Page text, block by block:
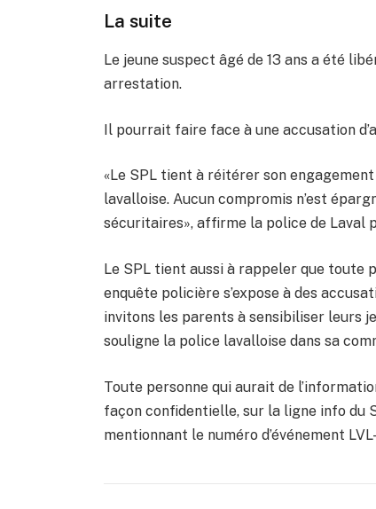
La suite
Le jeune suspect âgé de 13 ans a été
arrestation.
Il pourrait faire face à une accusation
«Le SPL tient à réitérer son
lavalloise. Aucun compromis n’est
sécuritaires», affirme la police de Laval
Le SPL tient aussi à rappeler que toute
enquête policière s’expose à des
invitons les parents à sensibiliser leurs
souligne la police lavalloise dans sa
Toute personne qui aurait de
façon confidentielle, sur la ligne info du
mentionnant le numéro d’événement